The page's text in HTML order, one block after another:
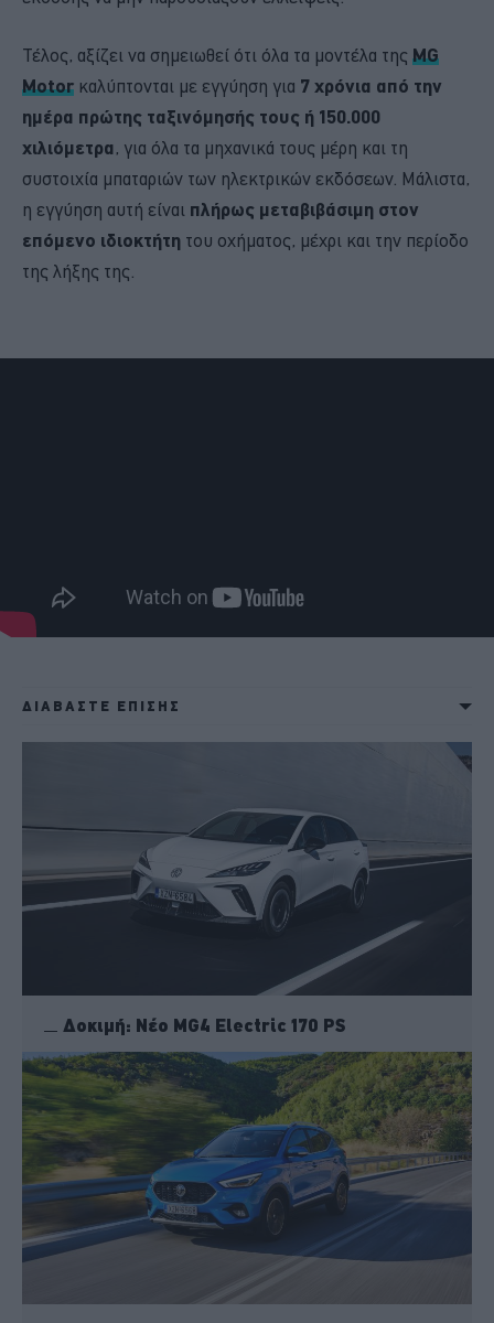
Τέλος, αξίζει να σημειωθεί ότι όλα τα μοντέλα της MG
Motor καλύπτονται με εγγύηση για 7 χρόνια από την
ημέρα πρώτης ταξινόμησής τους ή 150.000
χιλιόμετρα, για όλα τα μηχανικά τους μέρη και τη
συστοιχία μπαταριών των ηλεκτρικών εκδόσεων. Μάλιστα,
η εγγύηση αυτή είναι πλήρως μεταβιβάσιμη στον
επόμενο ιδιοκτήτη του οχήματος, μέχρι και την περίοδο
της λήξης της.
ΔΙΑΒΑΣΤΕ ΕΠΙΣΗΣ
Δοκιμή: Νέο MG4 Electric 170 PS